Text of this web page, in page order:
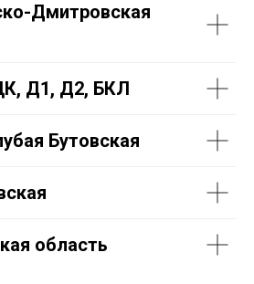
Дмитровская
Д1, Д2, БКЛ
Бутовская
область